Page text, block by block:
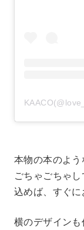
本物の本のよう
ごちゃごちゃ
込めば、すぐに
横のデザイン